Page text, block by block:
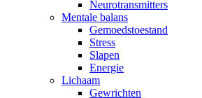
Neurotransmitters
Mentale balans
Gemoedstoestand
Stress
Slapen
Energie
Lichaam
Gewrichten